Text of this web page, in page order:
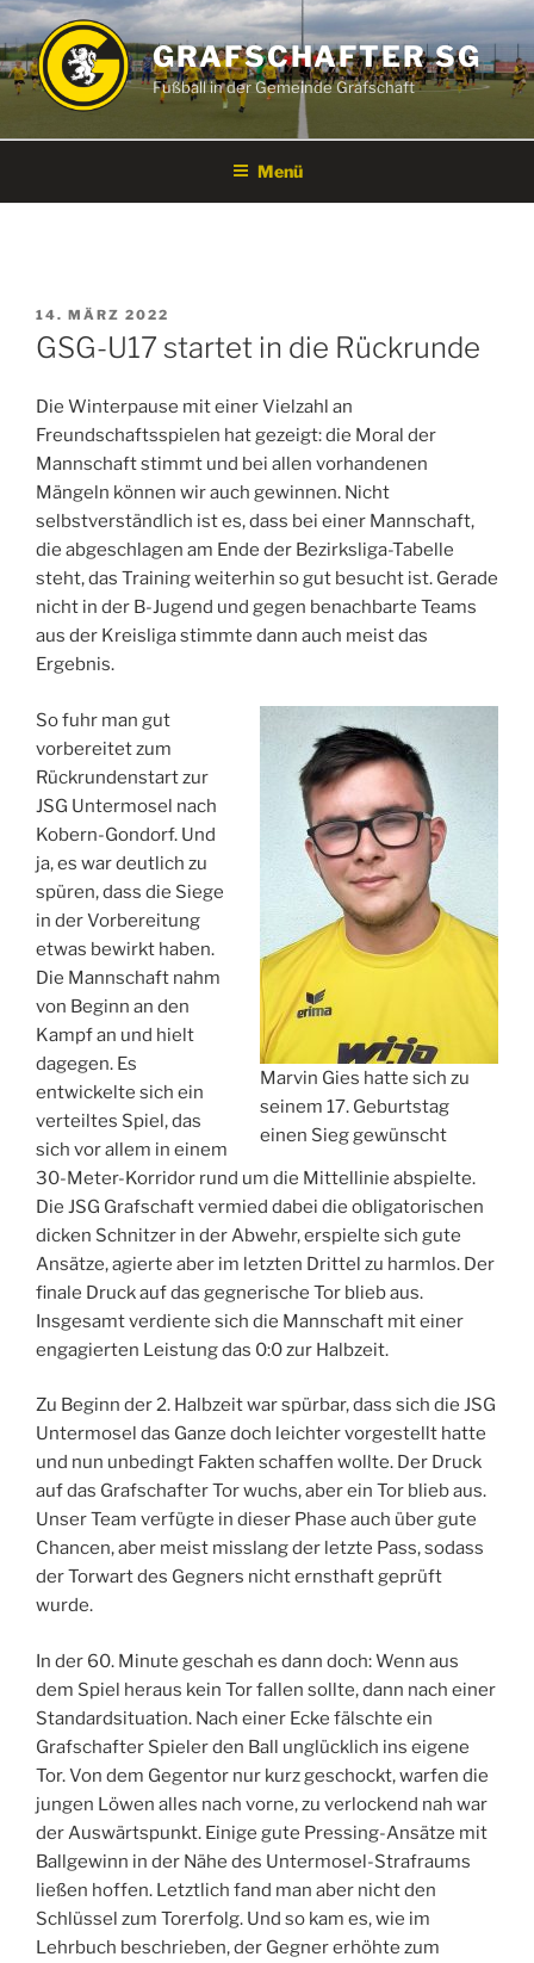
Zum
Inhalt
springen
GRAFSCHAFTER SG
Fußball in der Gemeinde Grafschaft
Menü
VERÖFFENTLICHT
AM
14. MÄRZ 2022
GSG-U17 startet in die Rückrunde
Die Winterpause mit einer Vielzahl an
Freundschaftsspielen hat gezeigt: die Moral der
Mannschaft stimmt und bei allen vorhandenen
Mängeln können wir auch gewinnen. Nicht
selbstverständlich ist es, dass bei einer Mannschaft,
die abgeschlagen am Ende der Bezirksliga-Tabelle
steht, das Training weiterhin so gut besucht ist. Gerade
nicht in der B-Jugend und gegen benachbarte Teams
aus der Kreisliga stimmte dann auch meist das
Ergebnis.
Marvin Gies hatte sich zu
seinem 17. Geburtstag
einen Sieg gewünscht
So fuhr man gut
vorbereitet zum
Rückrundenstart zur
JSG Untermosel nach
Kobern-Gondorf. Und
ja, es war deutlich zu
spüren, dass die Siege
in der Vorbereitung
etwas bewirkt haben.
Die Mannschaft nahm
von Beginn an den
Kampf an und hielt
dagegen. Es
entwickelte sich ein
verteiltes Spiel, das
sich vor allem in einem
30-Meter-Korridor rund um die Mittellinie abspielte.
Die JSG Grafschaft vermied dabei die obligatorischen
dicken Schnitzer in der Abwehr, erspielte sich gute
Ansätze, agierte aber im letzten Drittel zu harmlos. Der
finale Druck auf das gegnerische Tor blieb aus.
Insgesamt verdiente sich die Mannschaft mit einer
engagierten Leistung das 0:0 zur Halbzeit.
Zu Beginn der 2. Halbzeit war spürbar, dass sich die JSG
Untermosel das Ganze doch leichter vorgestellt hatte
und nun unbedingt Fakten schaffen wollte. Der Druck
auf das Grafschafter Tor wuchs, aber ein Tor blieb aus.
Unser Team verfügte in dieser Phase auch über gute
Chancen, aber meist misslang der letzte Pass, sodass
der Torwart des Gegners nicht ernsthaft geprüft
wurde.
In der 60. Minute geschah es dann doch: Wenn aus
dem Spiel heraus kein Tor fallen sollte, dann nach einer
Standardsituation. Nach einer Ecke fälschte ein
Grafschafter Spieler den Ball unglücklich ins eigene
Tor. Von dem Gegentor nur kurz geschockt, warfen die
jungen Löwen alles nach vorne, zu verlockend nah war
der Auswärtspunkt. Einige gute Pressing-Ansätze mit
Ballgewinn in der Nähe des Untermosel-Strafraums
ließen hoffen. Letztlich fand man aber nicht den
Schlüssel zum Torerfolg. Und so kam es, wie im
Lehrbuch beschrieben, der Gegner erhöhte zum